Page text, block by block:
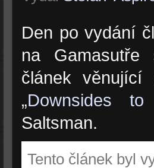
Den po vydání
na Gamasutře
článek věnující
„Downsides to
Saltsman.
Tento článek byl